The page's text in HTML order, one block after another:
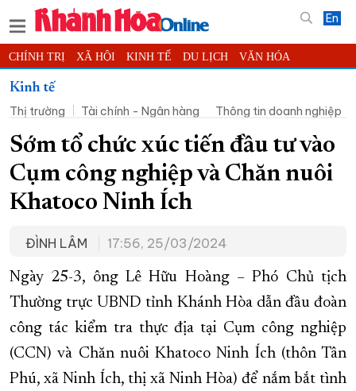
En
CHÍNH TRỊ XÃ HỘI KINH TẾ DU LỊCH VĂN HÓA
THỂ THAO
KHOA HỌC - CÔNG NGHỆ PHÁP LUẬT BẠN ĐỌC PHÓNG SỰ
THẾ GIỚI MULTIMEDIA VIDEO ĐỌC BÁO ONLINE
PODCAST THÔNG TIN - QUẢNG CÁO
QUY HOẠCH TỈNH KHÁNH HÒA
CHUNG TAY CẢI CÁCH HÀNH CHÍNH
XÂY DỰNG NÔNG THÔN MỚI LỊCH CẮT ĐIỆN
TÀU - XE - MÁY BAY
KỶ NIỆM 370 NĂM XÂY DỰNG VÀ PHÁT TRIỂN TỈNH KHÁNH HÒA
KHOẢNH KHẮC ĐẸP XỨ TRẦM
XÂY DỰNG KHÁNH HÒA TRỞ THÀNH THÀNH PHỐ TRỰC THUỘC
Kinh tế
Thị trường
Tài chính - Ngân hàng Thông tin doanh nghiệp
Sớm tổ chức xúc tiến đầu tư vào
Cụm công nghiệp và Chăn nuôi
Khatoco Ninh Ích
ĐÌNH LÂM 17:56, 25/03/2024
Ngày 25-3, ông Lê Hữu Hoàng – Phó Chủ tịch
Thường trực UBND tỉnh Khánh Hòa dẫn đầu đoàn
công tác kiểm tra thực địa tại Cụm công nghiệp
(CCN) và Chăn nuôi Khatoco Ninh Ích (thôn Tân
Phú, xã Ninh Ích, thị xã Ninh Hòa) để nắm bắt tình